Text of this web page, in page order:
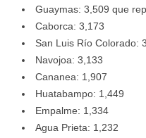
Guaymas: 3,509 que
Caborca: 3,173
San Luis Río Colorado:
Navojoa: 3,133
Cananea: 1,907
Huatabampo: 1,449
Empalme: 1,334
Agua Prieta: 1,232